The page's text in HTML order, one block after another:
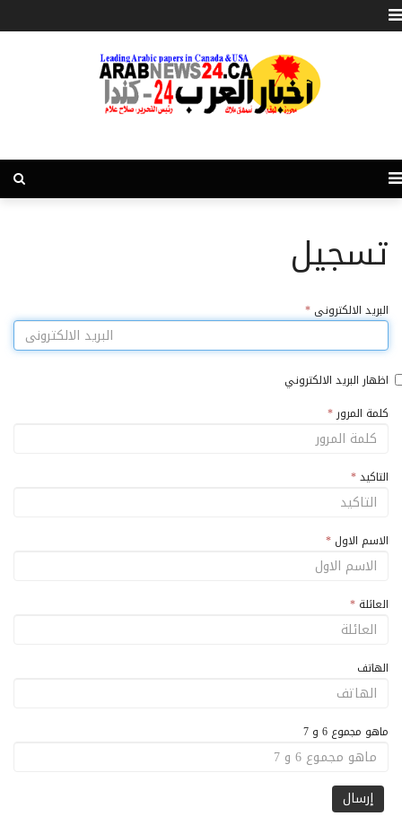
تسجيل
البريد الالكترونى *
اظهار البريد الالكتروني
كلمة المرور *
التاكيد*
الاسم الاول *
العائلة *
الهاتف
ماهو مجموع 6 و 7